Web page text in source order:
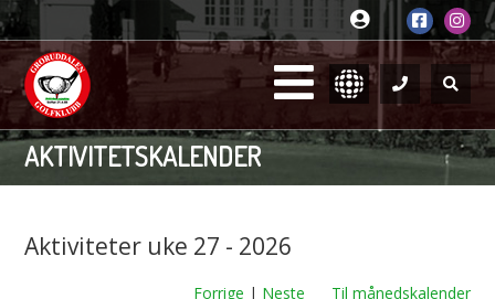
AKTIVITETSKALENDER
Aktiviteter uke 27 - 2026
Forrige | Neste Til månedskalender